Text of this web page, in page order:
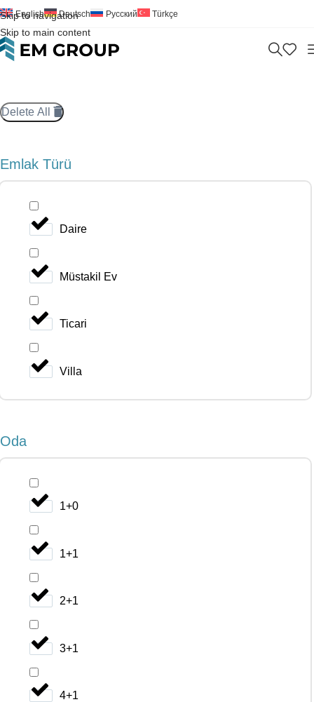
Skip to navigation
Skip to main content
English Deutsch Русский Türkçe
Delete All
Emlak Türü
Daire
Müstakil Ev
Ticari
Villa
Oda
1+0
1+1
2+1
3+1
4+1